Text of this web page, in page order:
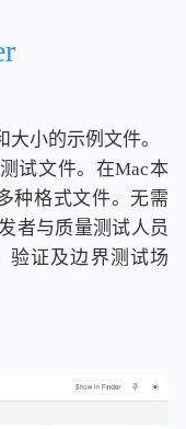
小的示例文件。
试文件。在Mac本
种格式文件。无需
者与质量测试人员
验证及边界测试场